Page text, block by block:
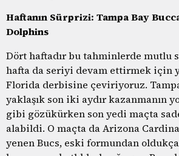
Haftanın Sürprizi: Tampa Bay
Dolphins
Dört haftadır bu tahminlerde mutlu
hafta da seriyi devam ettirmek için
Florida derbisine çeviriyoruz.
yaklaşık son iki aydır kazanmanın
gibi gözükürken son yedi maçta
alabildi. O maçta da Arizona
yenen Bucs, eski formundan